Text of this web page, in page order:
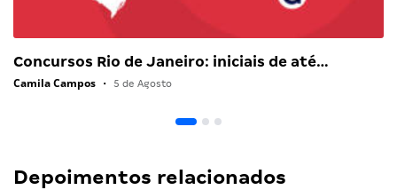
Concursos Rio de Janeiro: iniciais de até…
Camila Campos • 5 de Agosto
Depoimentos relacionados